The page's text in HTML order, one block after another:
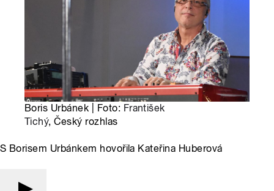
Boris Urbánek | Foto: František
Tichý, Český rozhlas
S Borisem Urbánkem hovořila Kateřina Huberová